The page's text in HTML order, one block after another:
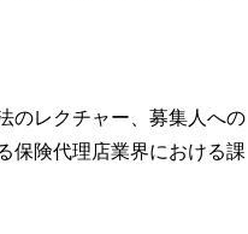
のレクチャー、募集人への
代理店業界における課